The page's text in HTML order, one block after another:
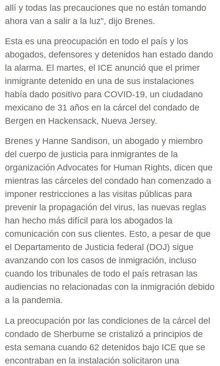
allí y todas las precauciones que no están tomando
ahora van a salir a la luz”, dijo Brenes.
Esta es una preocupación en todo el país y los
abogados, defensores y detenidos han estado dando
la alarma. El martes, el ICE anunció que el primer
inmigrante detenido en una de sus instalaciones
había dado positivo para COVID-19, un ciudadano
mexicano de 31 años en la cárcel del condado de
Bergen en Hackensack, Nueva Jersey.
Brenes y Hanne Sandison, un abogado y miembro
del cuerpo de justicia para inmigrantes de la
organización Advocates for Human Rights, dicen que
mientras las cárceles del condado han comenzado a
imponer restricciones a las visitas públicas para
prevenir la propagación del virus, las nuevas reglas
han hecho más difícil para los abogados la
comunicación con sus clientes. Esto, a pesar de que
el Departamento de Justicia federal (DOJ) sigue
avanzando con los casos de inmigración, incluso
cuando los tribunales de todo el país retrasan las
audiencias no relacionadas con la inmigración debido
a la pandemia.
La preocupación por las condiciones de la cárcel del
condado de Sherburne se cristalizó a principios de
esta semana cuando 62 detenidos bajo ICE que se
encontraban en la instalación solicitaron una